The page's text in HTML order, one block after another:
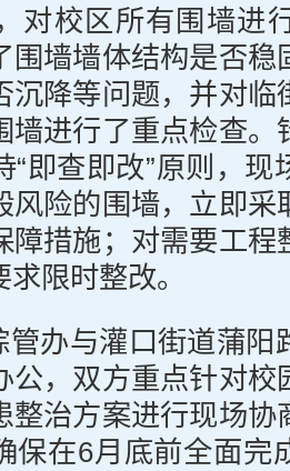
对校区所有围墙进
围墙墙体结构是否稳
沉降等问题，并对临
墙进行了重点检查。
“即查即改”原则，现
风险的围墙，立即采
障措施；对需要工程
限时整改。
管办与灌口街道蒲阳
公，双方重点针对校
整治方案进行现场协
保在6月底前全面完